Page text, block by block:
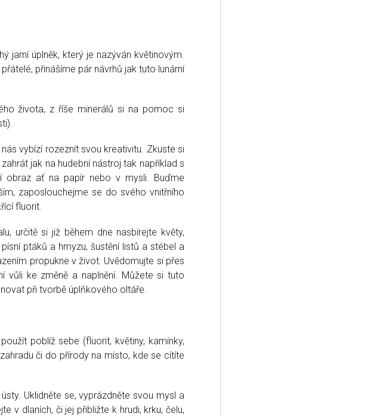
jarní úplněk, který je nazýván květinovým.
přinášíme pár návrhů jak tuto lunární
života, z říše minerálů si na pomoc si
vybízí rozeznít svou kreativitu. Zkuste si
jak na hudební nástroj tak například s
obraz ať na papír nebo v mysli. Buďme
zaposlouchejme se do svého vnitřního
fluorit.
určitě si již během dne nasbírejte květy,
ptáků a hmyzu, šustění listů a stébel a
propukne v život. Uvědomujte si přes
vůli ke změně a naplnění. Můžete si tuto
při tvorbě úplňkového oltáře.
poblíž sebe (fluorit, květiny, kamínky,
či do přírody na místo, kde se cítíte
Uklidněte se, vyprázdněte svou mysl a
v dlaních, či jej přibližte k hrudi, krku, čelu,